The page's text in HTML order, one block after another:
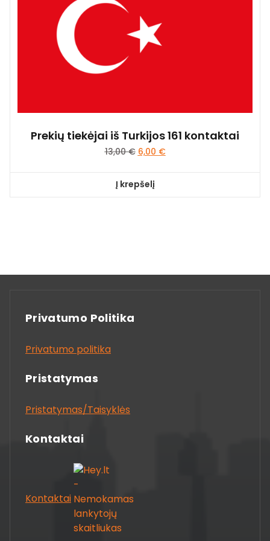
Prekių tiekėjai iš Turkijos 161 kontaktai
13,00€ 6,00 €
Į krepšelį
Privatumo Politika
Privatumo politika
Pristatymas
Pristatymas/Taisyklės
Kontaktai
Kontaktai